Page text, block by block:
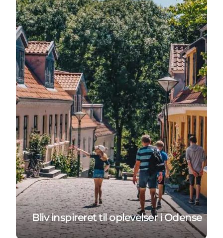
Bliv inspireret til oplevelser i Odense